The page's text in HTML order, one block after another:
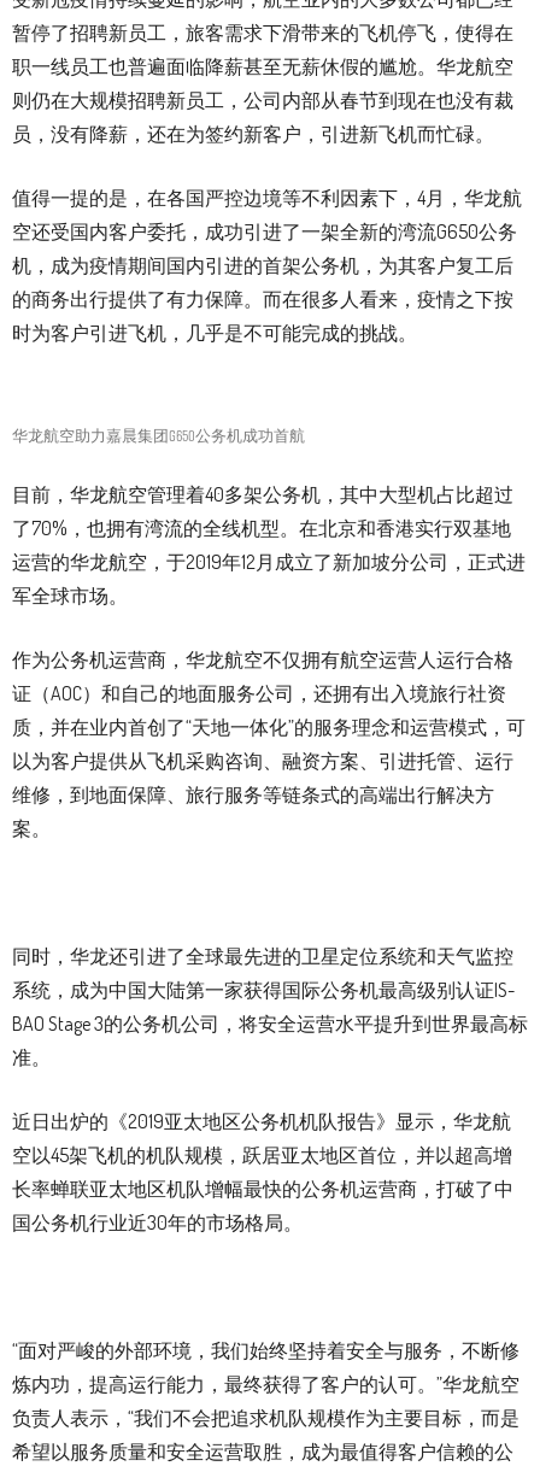
暂停了招聘新员工，旅客需求下滑带来的飞机停飞，使得在
职一线员工也普遍面临降薪甚至无薪休假的尴尬。华龙航空
则仍在大规模招聘新员工，公司内部从春节到现在也没有裁
员，没有降薪，还在为签约新客户，引进新飞机而忙碌。
值得一提的是，在各国严控边境等不利因素下，4月，华龙航
空还受国内客户委托，成功引进了一架全新的湾流G650公务
机，成为疫情期间国内引进的首架公务机，为其客户复工后
的商务出行提供了有力保障。而在很多人看来，疫情之下按
时为客户引进飞机，几乎是不可能完成的挑战。
华龙航空助力嘉晨集团G650公务机成功首航
目前，华龙航空管理着40多架公务机，其中大型机占比超过
了70%，也拥有湾流的全线机型。在北京和香港实行双基地
运营的华龙航空，于2019年12月成立了新加坡分公司，正式进
军全球市场。
作为公务机运营商，华龙航空不仅拥有航空运营人运行合格
证（AOC）和自己的地面服务公司，还拥有出入境旅行社资
质，并在业内首创了“天地一体化”的服务理念和运营模式，可
以为客户提供从飞机采购咨询、融资方案、引进托管、运行
维修，到地面保障、旅行服务等链条式的高端出行解决方
案。
同时，华龙还引进了全球最先进的卫星定位系统和天气监控
系统，成为中国大陆第一家获得国际公务机最高级别认证IS-
BAO Stage 3的公务机公司，将安全运营水平提升到世界最高标
准。
近日出炉的《2019亚太地区公务机机队报告》显示，华龙航
空以45架飞机的机队规模，跃居亚太地区首位，并以超高增
长率蝉联亚太地区机队增幅最快的公务机运营商，打破了中
国公务机行业近30年的市场格局。
“面对严峻的外部环境，我们始终坚持着安全与服务，不断修
炼内功，提高运行能力，最终获得了客户的认可。”华龙航空
负责人表示，“我们不会把追求机队规模作为主要目标，而是
希望以服务质量和安全运营取胜，成为最值得客户信赖的公